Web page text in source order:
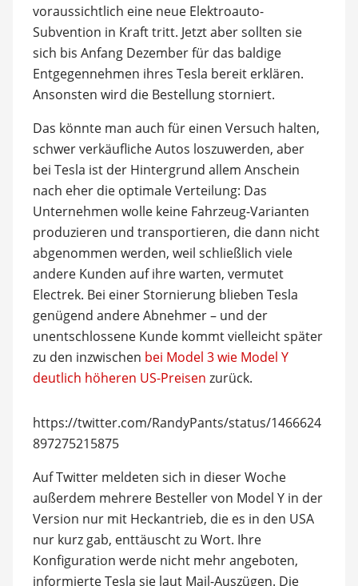
voraussichtlich eine neue Elektroauto-
Subvention in Kraft tritt. Jetzt aber sollten sie
sich bis Anfang Dezember für das baldige
Entgegennehmen ihres Tesla bereit erklären.
Ansonsten wird die Bestellung storniert.
Das könnte man auch für einen Versuch halten,
schwer verkäufliche Autos loszuwerden, aber
bei Tesla ist der Hintergrund allem Anschein
nach eher die optimale Verteilung: Das
Unternehmen wolle keine Fahrzeug-Varianten
produzieren und transportieren, die dann nicht
abgenommen werden, weil schließlich viele
andere Kunden auf ihre warten, vermutet
Electrek. Bei einer Stornierung blieben Tesla
genügend andere Abnehmer – und der
unentschlossene Kunde kommt vielleicht später
zu den inzwischen bei Model 3 wie Model Y
deutlich höheren US-Preisen zurück.
https://twitter.com/RandyPants/status/1466624
897275215875
Auf Twitter meldeten sich in dieser Woche
außerdem mehrere Besteller von Model Y in der
Version nur mit Heckantrieb, die es in den USA
nur kurz gab, enttäuscht zu Wort. Ihre
Konfiguration werde nicht mehr angeboten,
informierte Tesla sie laut Mail-Auszügen. Die